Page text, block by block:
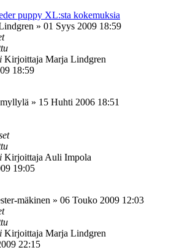
puppy XL:sta kokemuksia
» 01 Syys 2009 18:59
Kirjoittaja Marja Lindgren
18:59
» 15 Huhti 2006 18:51
Kirjoittaja Auli Impola
19:05
mäkinen » 06 Touko 2009 12:03
Kirjoittaja Marja Lindgren
22:15